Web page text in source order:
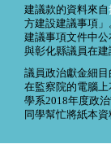
建議款的資料來自
方建設建議事項
建議事項文件中
與彰化縣議員在建
議員政治獻金細
在監察院的電腦
學系2018年度政
同學幫忙將紙本資